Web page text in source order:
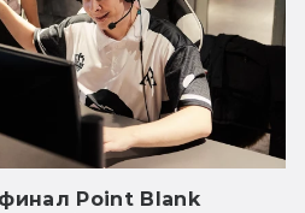
Point Blank